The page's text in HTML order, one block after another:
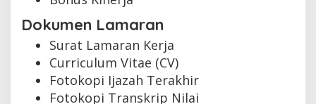
Dokumen Lamaran
Surat Lamaran Kerja
Curriculum Vitae (CV)
Fotokopi Ijazah Terakhir
Fotokopi Transkrip Nilai